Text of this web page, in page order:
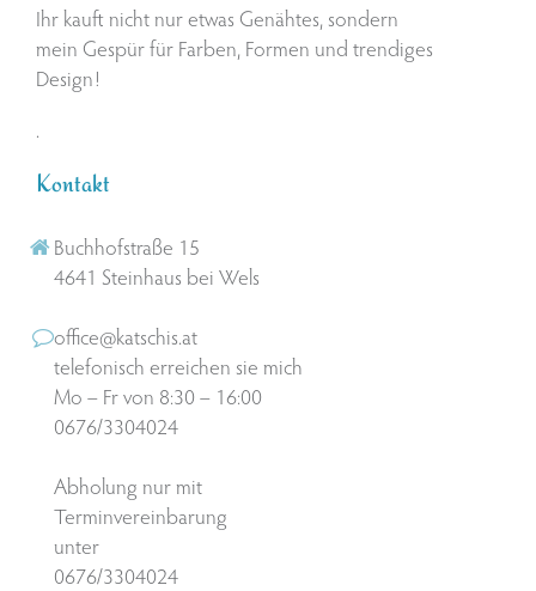
Ihr kauft nicht nur etwas Genähtes, sondern
mein Gespür für Farben, Formen und trendiges
Design!
.
Kontakt
Buchhofstraße 15
4641 Steinhaus bei Wels
office@katschis.at
telefonisch erreichen sie mich
Mo – Fr von 8:30 – 16:00
0676/3304024
Abholung nur mit
Terminvereinbarung
unter
0676/3304024